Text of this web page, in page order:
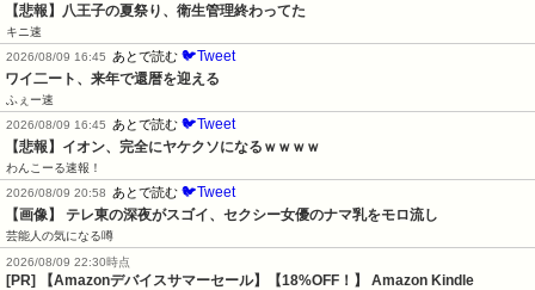
【悲報】八王子の夏祭り、衛生管理終わってた
キニ速
2026/08/09 16:45
あとで読む 🐦Tweet
ワイ二ート、来年で還暦を迎える
ふぇー速
2026/08/09 16:45
あとで読む 🐦Tweet
【悲報】イオン、完全にヤケクソになるｗｗｗｗ
わんこーる速報！
2026/08/09 20:58
あとで読む 🐦Tweet
【画像】 テレ東の深夜がスゴイ、セクシー女優のナマ乳をモロ流し
芸能人の気になる噂
2026/08/09 22:30時点
[PR] 【Amazonデバイスサマーセール】【18%OFF！】 Amazon Kindle